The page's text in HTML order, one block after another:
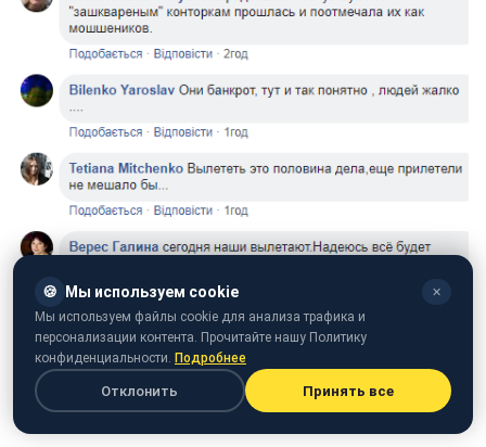
Скріншот коментарів (facebook.com/dtp.kiev.ua)
Раніше повідомлялося, що в Україну з Пальма-де-
Майорки
не могли вилетіти 160 українських туристів.
🍪 Мы используем cookie ✕
Мы используем файлы cookie для анализа трафика и
персонализации контента. Прочитайте нашу Политику
конфиденциальности. Подробнее
Отклонить Принять все